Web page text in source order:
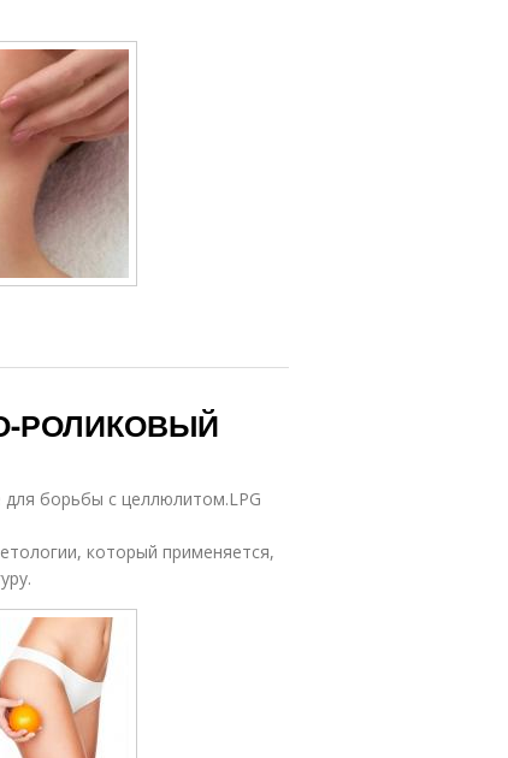
РОЛИКОВЫЙ
борьбы с целлюлитом.LPG
который применяется,